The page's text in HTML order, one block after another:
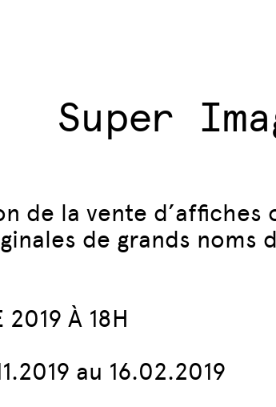
Super
de la vente
de grands noms
2019 À 18H
au 16.02.2019